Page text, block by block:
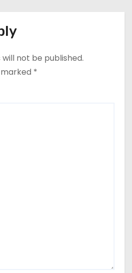
din Ucraina va perturba
nou exporturile prin Marea
not be published.
*